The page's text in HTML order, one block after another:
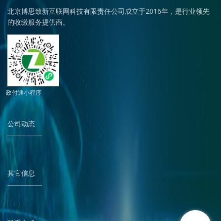
北京博思致新互联网科技有限责任公司成立于2016年，是行业领先
的收缴服务提供商。
政付通小程序
公司动态
其它信息